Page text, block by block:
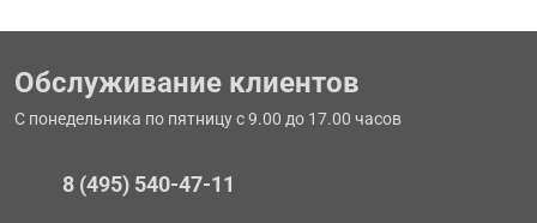
Обслуживание клиентов
С понедельника по пятницу с 9.00 до 17.00 часов
8 (495) 540-47-11